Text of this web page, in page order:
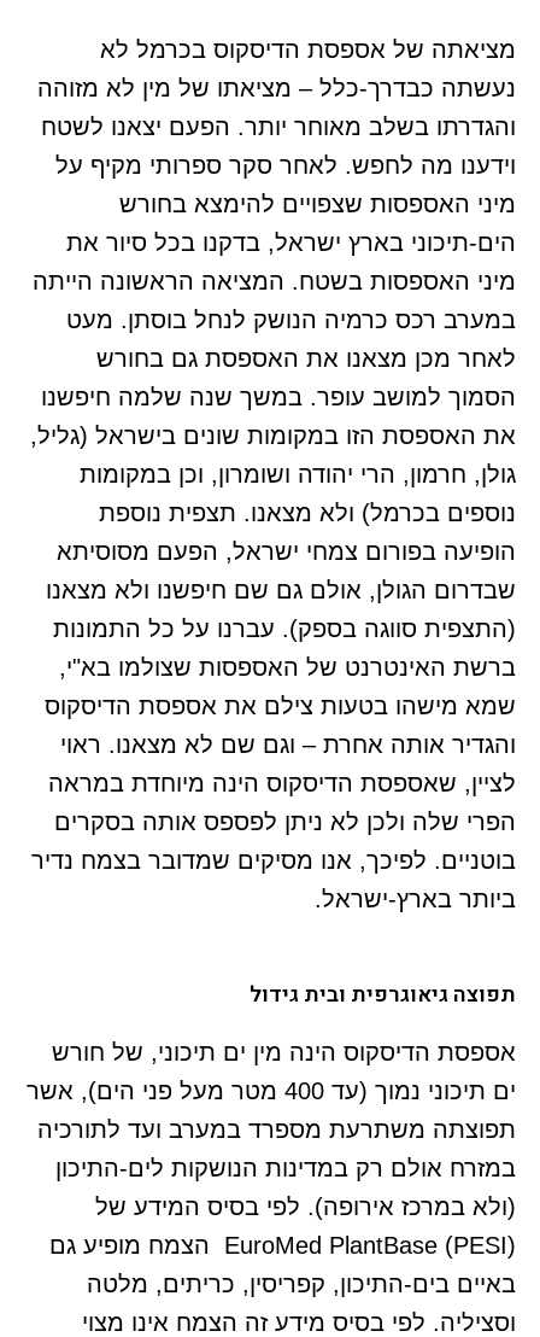
מציאתה של אספסת הדיסקוס בכרמל לא
נעשתה כבדרך-כלל – מציאתו של מין לא מזוהה
והגדרתו בשלב מאוחר יותר. הפעם יצאנו לשטח
וידענו מה לחפש. לאחר סקר ספרותי מקיף על
מיני האספסות שצפויים להימצא בחורש
הים-תיכוני בארץ ישראל, בדקנו בכל סיור את
מיני האספסות בשטח. המציאה הראשונה הייתה
במערב רכס כרמיה הנושק לנחל בוסתן. מעט
לאחר מכן מצאנו את האספסת גם בחורש
הסמוך למושב עופר. במשך שנה שלמה חיפשנו
את האספסת הזו במקומות שונים בישראל (גליל,
גולן, חרמון, הרי יהודה ושומרון, וכן במקומות
נוספים בכרמל) ולא מצאנו. תצפית נוספת
הופיעה בפורום צמחי ישראל, הפעם מסוסיתא
שבדרום הגולן, אולם גם שם חיפשנו ולא מצאנו
(התצפית סווגה בספק). עברנו על כל התמונות
ברשת האינטרנט של האספסות שצולמו בא"י,
שמא מישהו בטעות צילם את אספסת הדיסקוס
והגדיר אותה אחרת – וגם שם לא מצאנו. ראוי
לציין, שאספסת הדיסקוס הינה מיוחדת במראה
הפרי שלה ולכן לא ניתן לפספס אותה בסקרים
בוטניים. לפיכך, אנו מסיקים שמדובר בצמח נדיר
ביותר בארץ-ישראל.
תפוצה גיאוגרפית ובית גידול
אספסת הדיסקוס הינה מין ים תיכוני, של חורש
ים תיכוני נמוך (עד 400 מטר מעל פני הים), אשר
תפוצתה משתרעת מספרד במערב ועד לתורכיה
במזרח אולם רק במדינות הנושקות לים-התיכון
(ולא במרכז אירופה). לפי בסיס המידע של
EuroMed PlantBase (PESI) הצמח מופיע גם
באיים בים-התיכון, קפריסין, כריתים, מלטה
וסציליה. לפי בסיס מידע זה הצמח אינו מצוי